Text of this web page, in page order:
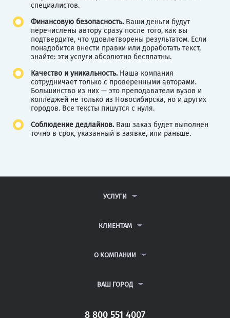
специалистов.
Финансовую безопасность.Ваши деньги будут
перечислены автору сразу после того, как вы
подтвердите, что удовлетворены результатом. Если
понадобится внести правки или доработать текст,
знайте: эти услуги абсолютно бесплатны.
Качество и уникальность.Наша компания
сотрудничает только с проверенными авторами.
Большинство из них — это преподаватели вузов и
колледжей не только из Новосибирска, но и других
городов. Все тексты пишутся с нуля.
Соблюдение дедлайнов. Ваш заказ будет выполнен
точно в срок, указанный в заявке, или раньше.
УСЛУГИ
ДИПЛОМНЫЕ РАБОТЫ
РЕФЕРАТЫ
КЛИЕНТАМ
ВОПРОСЫ И ОТВЕТЫ
ПОЛИТИКА КОНФИДЕНЦИАЛЬНОСТИ
О КОМПАНИИ
КОНТАКТЫ
ВАШ ГОРОД
САНКТ-ПЕТЕРБУРГ
8 800 551 4007